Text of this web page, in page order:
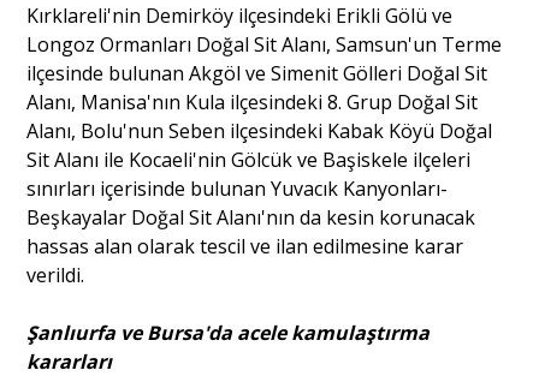
Kırklareli'nin Demirköy ilçesindeki Erikli Gölü ve
Longoz Ormanları Doğal Sit Alanı, Samsun'un Terme
ilçesinde bulunan Akgöl ve Simenit Gölleri Doğal Sit
Alanı, Manisa'nın Kula ilçesindeki 8. Grup Doğal Sit
Alanı, Bolu'nun Seben ilçesindeki Kabak Köyü Doğal
Sit Alanı ile Kocaeli'nin Gölcük ve Başiskele ilçeleri
sınırları içerisinde bulunan Yuvacık Kanyonları-
Beşkayalar Doğal Sit Alanı'nın da kesin korunacak
hassas alan olarak tescil ve ilan edilmesine karar
verildi.
Şanlıurfa ve Bursa'da acele kamulaştırma
kararları